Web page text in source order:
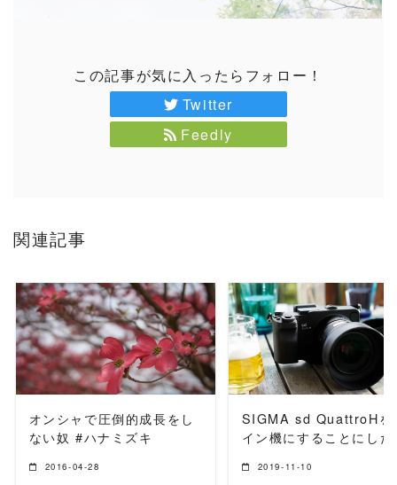
この記事が気に入ったらフォロー！
Twitter
Feedly
関連記事
READ MORE
オンシャで圧倒的成長をし
ない奴 #ハナミズキ
2016-04-28
READ MORE
SIGMA sd QuattroHを
イン機にすることにした
2019-11-10